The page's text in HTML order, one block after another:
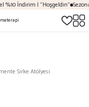
%10 İndirim | "Hoşgeldin"
Sirke Atölyesi